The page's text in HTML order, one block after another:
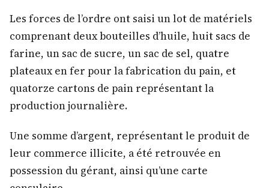
Les forces de l’ordre ont saisi un lot de matériels
comprenant deux bouteilles d’huile, huit sacs de
farine, un sac de sucre, un sac de sel, quatre
plateaux en fer pour la fabrication du pain, et
quatorze cartons de pain représentant la
production journalière.
Une somme d’argent, représentant le produit de
leur commerce illicite, a été retrouvée en
possession du gérant, ainsi qu’une carte